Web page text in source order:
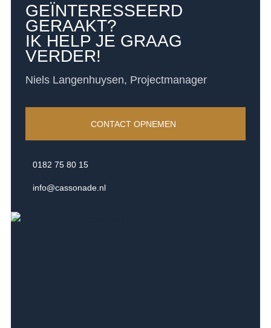
GEÏNTERESSEERD
GERAAKT?
IK HELP JE GRAAG
VERDER!
Niels Langenhuysen, Projectmanager
CONTACT OPNEMEN
0182 75 80 15
info@cassonade.nl